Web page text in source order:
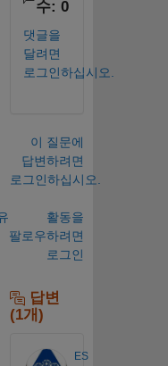
수: 0
댓글을
달려면
로그인하십시오.
이 질문에
답변하려면
로그인하십시오.
활동을
팔로우하려면
로그인
답변
(1개)
ES